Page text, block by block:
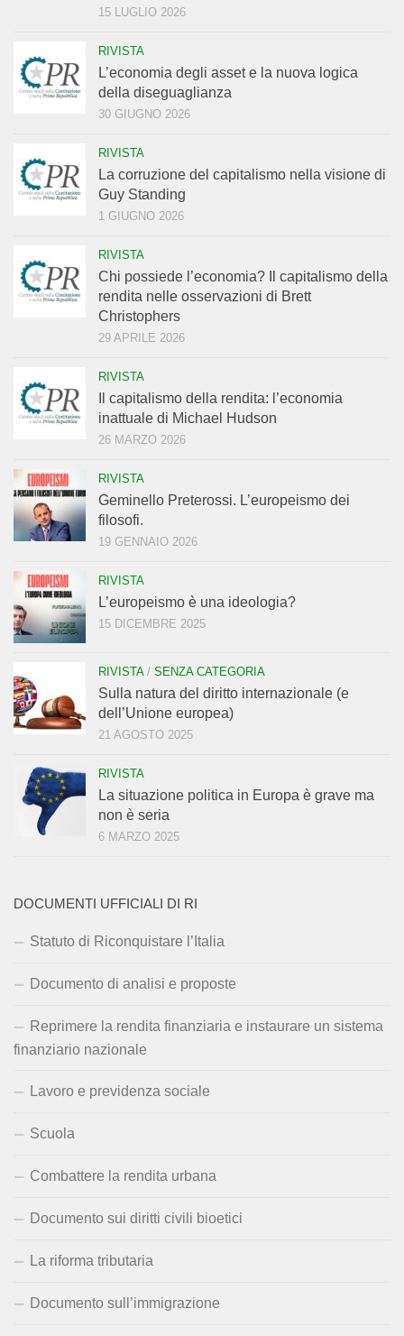
15 LUGLIO 2026
RIVISTA
L’economia degli asset e la nuova logica
della diseguaglianza
30 GIUGNO 2026
RIVISTA
La corruzione del capitalismo nella visione di
Guy Standing
1 GIUGNO 2026
RIVISTA
Chi possiede l’economia? Il capitalismo della
rendita nelle osservazioni di Brett
Christophers
29 APRILE 2026
RIVISTA
Il capitalismo della rendita: l’economia
inattuale di Michael Hudson
26 MARZO 2026
RIVISTA
Geminello Preterossi. L’europeismo dei
filosofi.
19 GENNAIO 2026
RIVISTA
L’europeismo è una ideologia?
15 DICEMBRE 2025
RIVISTA/ SENZA CATEGORIA
Sulla natura del diritto internazionale (e
dell’Unione europea)
21 AGOSTO 2025
RIVISTA
La situazione politica in Europa è grave ma
non è seria
6 MARZO 2025
DOCUMENTI UFFICIALI DI RI
Statuto di Riconquistare l’Italia
Documento di analisi e proposte
Reprimere la rendita finanziaria e instaurare un sistema
finanziario nazionale
Lavoro e previdenza sociale
Scuola
Combattere la rendita urbana
Documento sui diritti civili bioetici
La riforma tributaria
Documento sull’immigrazione